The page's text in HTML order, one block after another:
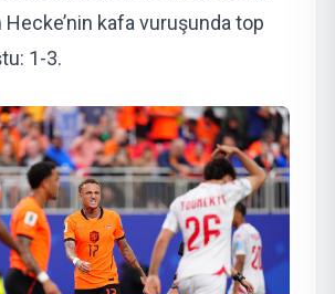
kafa vuruşunda top
1-3.